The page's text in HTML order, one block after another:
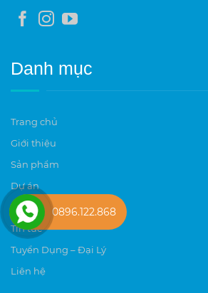
Danh mục
Trang chủ
Giới thiệu
Sản phẩm
Dự án
Tài liệu tham khảo
Tin tức
Tuyển Dụng – Đại Lý
Liên hệ
0896.122.868